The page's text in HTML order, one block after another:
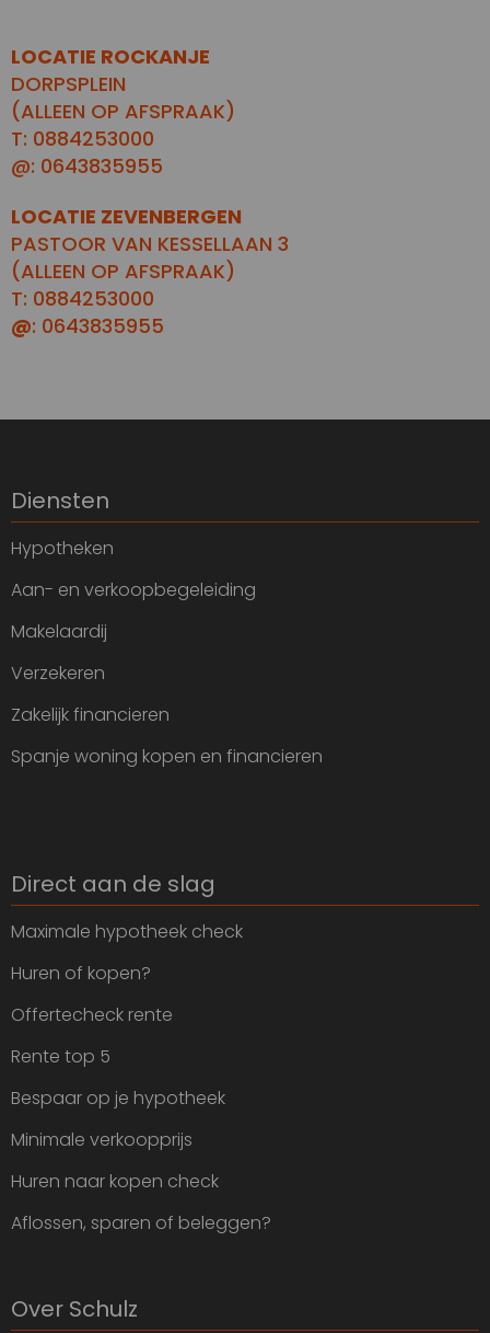
LOCATIE ROCKANJE
DORPSPLEIN
(ALLEEN OP AFSPRAAK)
T: 0884253000
@: 0643835955
LOCATIE ZEVENBERGEN
PASTOOR VAN KESSELLAAN 3
(ALLEEN OP AFSPRAAK)
T: 0884253000
@: 0643835955
Diensten
Hypotheken
Aan- en verkoopbegeleiding
Makelaardij
Verzekeren
Zakelijk financieren
Spanje woning kopen en financieren
Direct aan de slag
Maximale hypotheek check
Huren of kopen?
Offertecheck rente
Rente top 5
Bespaar op je hypotheek
Minimale verkoopprijs
Huren naar kopen check
Aflossen, sparen of beleggen?
Over Schulz